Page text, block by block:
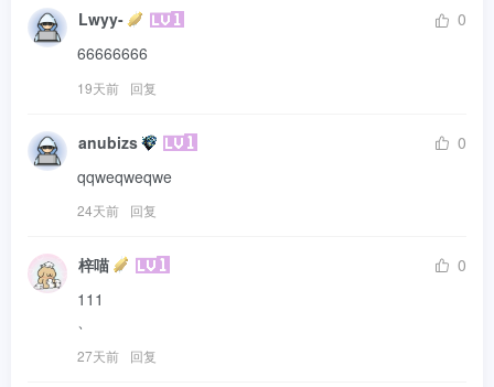
Lwyy-
0
66666666
19天前 回复
anubizs
0
qqweqweqwe
24天前 回复
梓喵
0
111
、
27天前 回复